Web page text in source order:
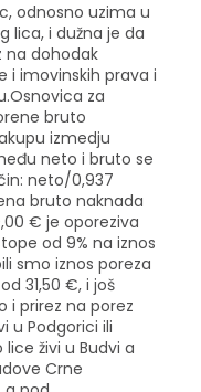
odnosno uzima u
lica, i dužna je da
na dohodak
i imovinskih prava i
za
bruto
izmedju
neto i bruto se
neto/0,937
bruto naknada
€ je oporeziva
od 9% na iznos
smo iznos poreza
31,50 €, i još
i prirez na porez
u Podgorici ili
lice živi u Budvi a
Crne